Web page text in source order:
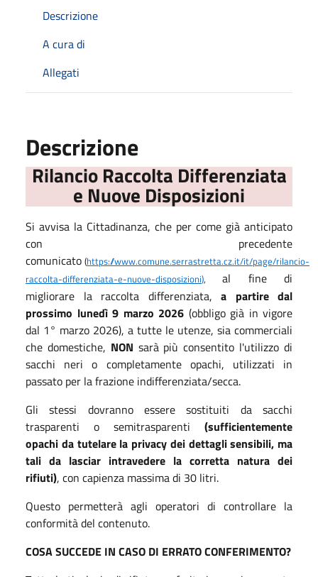
Descrizione
A cura di
Allegati
Descrizione
Rilancio Raccolta Differenziata
e Nuove Disposizioni
Si avvisa la Cittadinanza, che per come già anticipato
con precedente
comunicato (https://www.comune.serrastretta.cz.it/it/page/rilancio-
raccolta-differenziata-e-nuove-disposizioni),al fine di
migliorare la raccolta differenziata, a partire dal
prossimo lunedì 9 marzo 2026 (obbligo già in vigore
dal 1° marzo 2026), a tutte le utenze, sia commerciali
che domestiche, NON sarà più consentito l'utilizzo di
sacchi neri o completamente opachi, utilizzati in
passato per la frazione indifferenziata/secca.
Gli stessi dovranno essere sostituiti da sacchi
trasparenti o semitrasparenti (sufficientemente
opachi da tutelare la privacy dei dettagli sensibili, ma
tali da lasciar intravedere la corretta natura dei
rifiuti), con capienza massima di 30 litri.
Questo permetterà agli operatori di controllare la
conformità del contenuto.
COSA SUCCEDE IN CASO DI ERRATO CONFERIMENTO?